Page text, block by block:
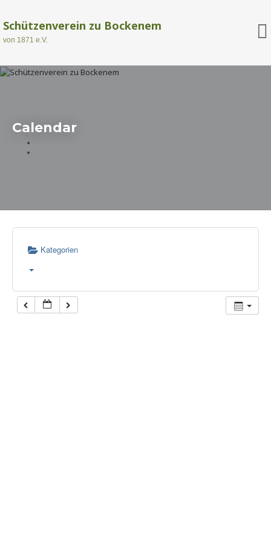
Schützenverein zu Bockenem
von 1871 e.V.
Calendar
Kategorien